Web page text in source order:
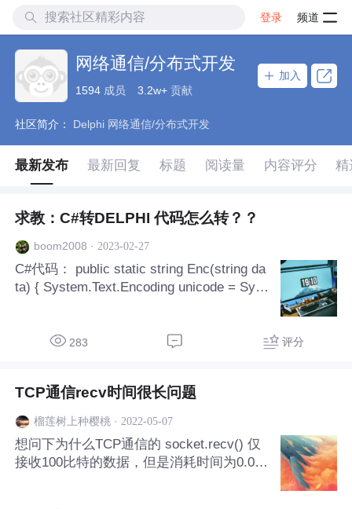
登录 频道
网络通信/分布式开发
1594 成员 3.2w+ 贡献
加入
社区简介： Delphi 网络通信/分布式开发
最新发布 最新回复 标题 阅读量 内容评分 精
求教：C#转DELPHI 代码怎么转？？
boom2008 · 2023-02-27
C#代码： public static string Enc(string da
ta) { System.Text.Encoding unicode = Syst
283 评分
TCP通信recv时间很长问题
榴莲树上种樱桃· 2022-05-07
想问下为什么TCP通信的 socket.recv() 仅
接收100比特的数据，但是消耗时间为0.04